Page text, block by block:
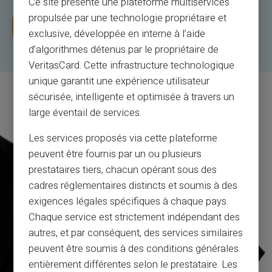
Abonēt tagad
propulsée par une technologie propriétaire et
exclusive, développée en interne à l’aide
d’algorithmes détenus par le propriétaire de
VeritasCard. Cette infrastructure technologique
unique garantit une expérience utilisateur
sécurisée, intelligente et optimisée à travers un
large éventail de services.
Les services proposés via cette plateforme
peuvent être fournis par un ou plusieurs
prestataires tiers, chacun opérant sous des
cadres réglementaires distincts et soumis à des
exigences légales spécifiques à chaque pays.
Chaque service est strictement indépendant des
autres, et par conséquent, des services similaires
peuvent être soumis à des conditions générales
entièrement différentes selon le prestataire. Les